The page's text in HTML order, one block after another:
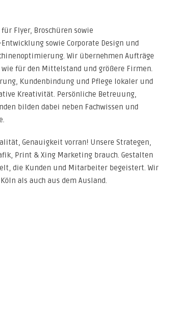
Flyer, Broschüren sowie
sowie Corporate Design und
Wir übernehmen Aufträge
für den Mittelstand und größere Firmen.
Kundenbindung und Pflege lokaler und
Kreativität. Persönliche Betreuung,
bilden dabei neben Fachwissen und
Genauigkeit vorran! Unsere Strategen,
Print & Xing Marketing brauch. Gestalten
die Kunden und Mitarbeiter begeistert. Wir
als auch aus dem Ausland.